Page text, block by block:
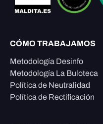
CÓMO TRABAJAMOS
Metodología Desinfo
Metodología La Buloteca
Política de Neutralidad
Política de Rectificación